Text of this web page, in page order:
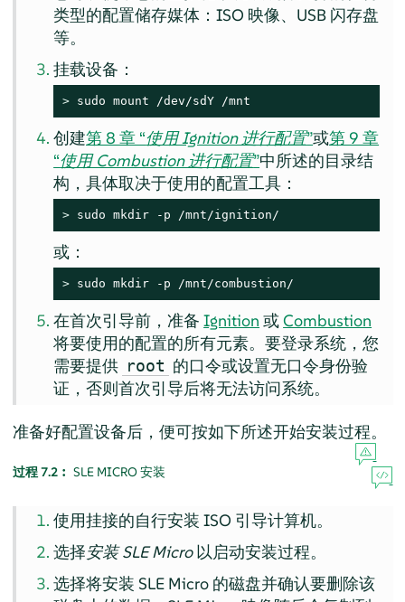
类型的配置储存媒体：ISO 映像、USB 闪存盘
等。
挂载设备：
> sudo mount /dev/sdY /mnt
创建第 8 章 “使用 Ignition 进行配置”或第 9 章
“使用 Combustion 进行配置”中所述的目录结
构，具体取决于使用的配置工具：
> sudo mkdir -p /mnt/ignition/
或：
> sudo mkdir -p /mnt/combustion/
在首次引导前，准备Ignition 或Combustion
将要使用的配置的所有元素。要登录系统，您
需要提供 root 的口令或设置无口令身份验
证，否则首次引导后将无法访问系统。
准备好配置设备后，便可按如下所述开始安装过程。
过程 7.2︰ SLE MICRO 安装
使用挂接的自行安装 ISO 引导计算机。
选择安装 SLE Micro以启动安装过程。
选择将安装 SLE Micro 的磁盘并确认要删除该